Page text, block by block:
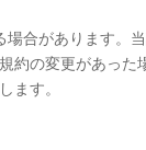
があります。当
の変更があった
ます。